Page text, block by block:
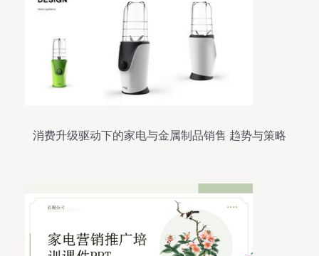
消费升级驱动下的家电与金属制品销售 趋势与策略